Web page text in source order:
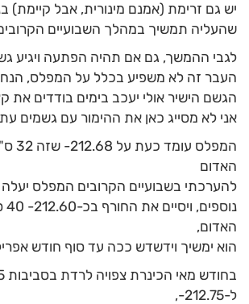
יש גם זרימת (אמנם מינורית, אבל קיימת)
שהעליה תמשיך במהלך השבועיים
לגבי ההמשך, גם אם תהיה הפתעה ויגיע
העבר זה לא משפיע בכלל על המפלס,
הגשם הישיר אולי יעכב בימים בודדים את
אני לא מסייג כאן את ההימור עם גשמים
המפלס
האדום
האדום,
הוא ימשיך וידשדש ככה עד סוף חודש
ל-212.75-,